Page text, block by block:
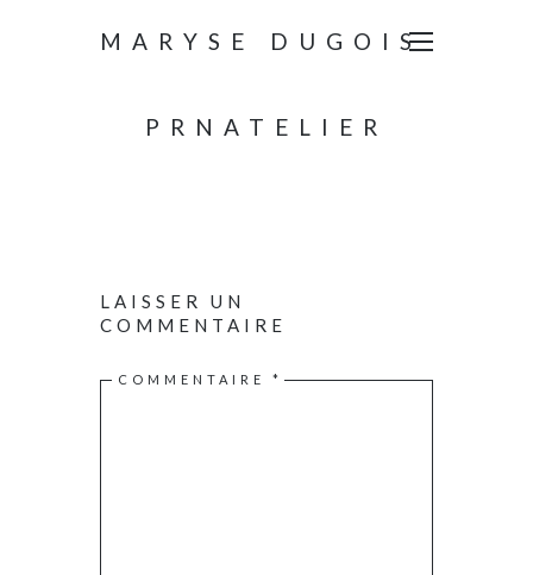
MARYSE DUGOIS
PRNATELIER
LAISSER UN
COMMENTAIRE
COMMENTAIRE *